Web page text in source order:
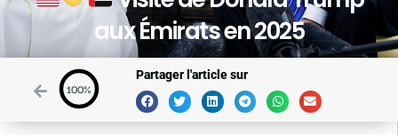
aux Émirats en 2025
100%
Partager l'article sur